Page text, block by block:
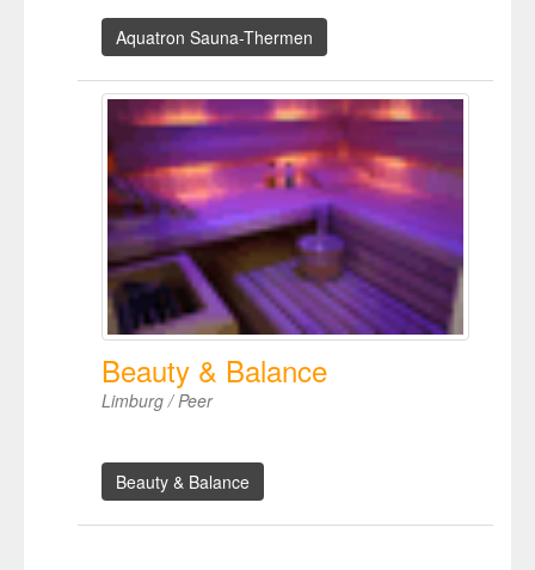
Aquatron Sauna-Thermen
Beauty & Balance
Limburg / Peer
Beauty & Balance